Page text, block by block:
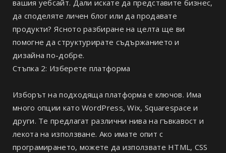
вашия уебсайт. Дали искате да представите бизнес,
да споделяте личен блог или да продавате
продукти? Ясното разбиране на целта ще ви
помогне да структурирате съдържанието и
дизайна по-добре.
Стъпка 2: Изберете платформа
Изборът на подходяща платформа е ключов. Има
много опции като WordPress, Wix, Squarespace и
други. Те предлагат различни нива на гъвкавост и
лекота на използване. Ако имате опит с
програмирането, можете да използвате HTML, CSS